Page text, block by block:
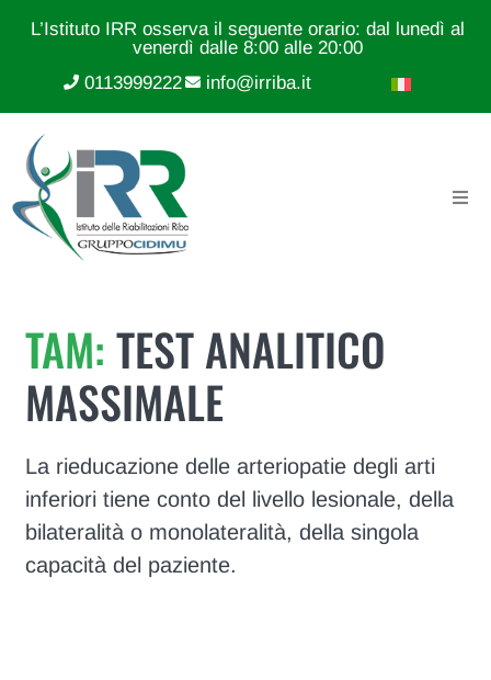
L’Istituto IRR osserva il seguente orario: dal lunedì al
venerdì dalle 8:00 alle 20:00
0113999222
info@irriba.it
TAM: TEST ANALITICO
MASSIMALE
La rieducazione delle arteriopatie degli arti
inferiori tiene conto del livello lesionale, della
bilateralità o monolateralità, della singola
capacità del paziente.